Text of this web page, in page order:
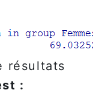
résultats
: